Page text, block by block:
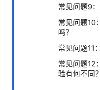
常见问题9
常见问题10
吗？
常见问题11
常见问题12
验有何不同？